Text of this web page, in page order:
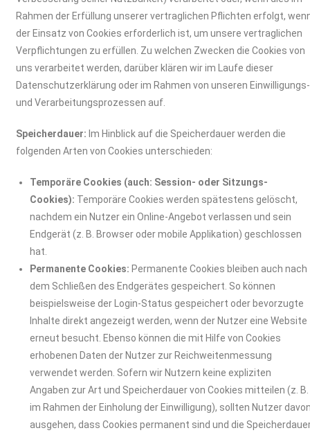
Rahmen der Erfüllung unserer vertraglichen Pflichten erfolgt,
der Einsatz von Cookies erforderlich ist, um unsere vertraglichen
Verpflichtungen zu erfüllen. Zu welchen Zwecken die Cookies von
uns verarbeitet werden, darüber klären wir im Laufe dieser
Datenschutzerklärung oder im Rahmen von unseren Einwilligungs-
und Verarbeitungsprozessen auf.
Speicherdauer: Im Hinblick auf die Speicherdauer werden die
folgenden Arten von Cookies unterschieden:
Temporäre Cookies (auch: Session- oder Sitzungs-
Cookies): Temporäre Cookies werden spätestens gelöscht,
nachdem ein Nutzer ein Online-Angebot verlassen und sein
Endgerät (z. B. Browser oder mobile Applikation) geschlossen
hat.
Permanente Cookies: Permanente Cookies bleiben auch nach
dem Schließen des Endgerätes gespeichert. So können
beispielsweise der Login-Status gespeichert oder bevorzugte
Inhalte direkt angezeigt werden, wenn der Nutzer eine Website
erneut besucht. Ebenso können die mit Hilfe von Cookies
erhobenen Daten der Nutzer zur Reichweitenmessung
verwendet werden. Sofern wir Nutzern keine expliziten
Angaben zur Art und Speicherdauer von Cookies mitteilen (z. B.
im Rahmen der Einholung der Einwilligung), sollten Nutzer
ausgehen, dass Cookies permanent sind und die